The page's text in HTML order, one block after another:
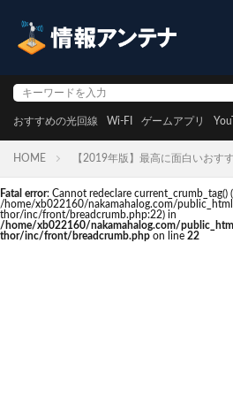
おすすめの光回線 Wi-FI ゲームアプリ
HOME 【2019年版】最高に面白いおす
Fatal error: Cannot redeclare current_crumb_tag()
/home/xb022160/nakamahalog.com/
thor/inc/front/breadcrumb.php:22) in
/home/xb022160/nakamahalog.com/
thor/inc/front/breadcrumb.php on line 22